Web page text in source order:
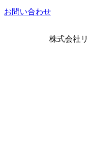
お問い合わせ
株式会社